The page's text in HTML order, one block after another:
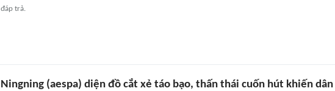
đáp trả.
Ningning (aespa) diện đồ cắt xẻ táo bạo, thấn thái cuốn hút khiến dân